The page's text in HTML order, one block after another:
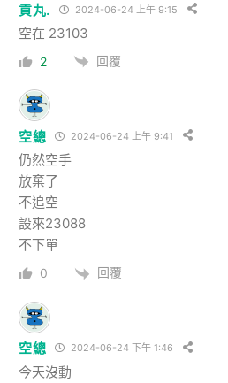
貢丸. 2024-06-24 上午 9:15
空在 23103
2 回覆
空總 2024-06-24 上午 9:41
仍然空手
放棄了
不追空
設來23088
不下單
0 回覆
空總 2024-06-24 下午 1:46
今天沒動